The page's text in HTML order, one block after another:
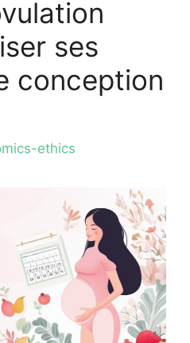
ses
conception
ethics